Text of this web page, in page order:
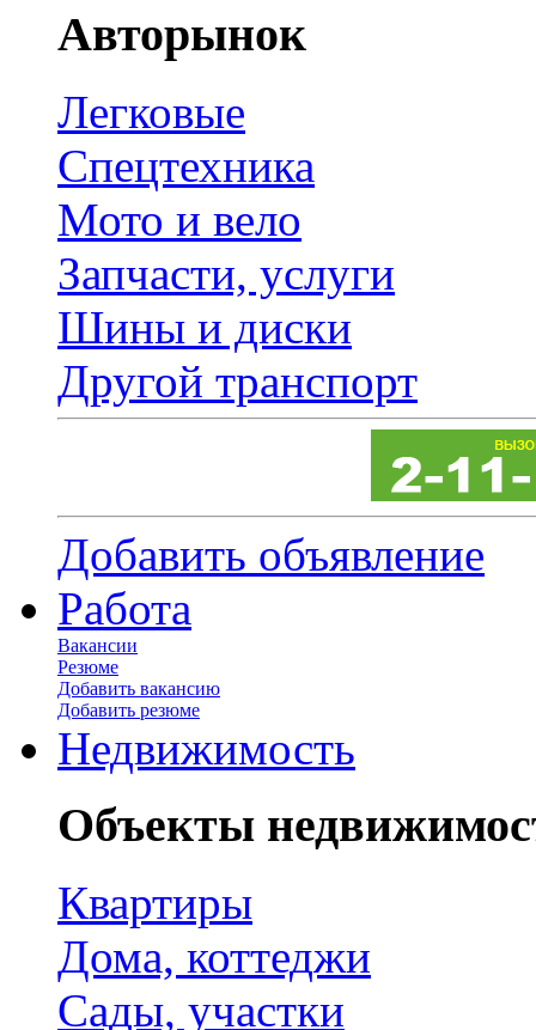
Авторынок
Легковые
Спецтехника
Мото и вело
Запчасти, услуги
Шины и диски
Другой транспорт
Добавить объявление
Работа
Вакансии
Резюме
Добавить вакансию
Добавить резюме
Недвижимость
Объекты
Квартиры
Дома, коттеджи
Сады, участки